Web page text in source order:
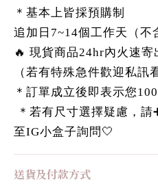
＊基本上皆採預購制
追加日7~14個工作天（不
🔥 現貨商品24hr內火速寄
（若有特殊急件歡迎私訊
＊訂單成立後即表示您
＊若有尺寸選擇疑慮，
至IG小盒子詢問🤍
送貨及付款方式